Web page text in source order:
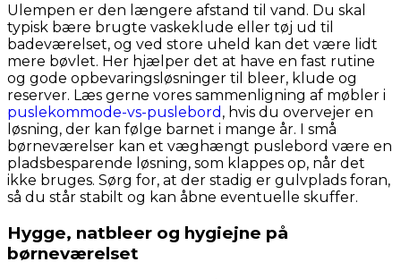
Ulempen er den længere afstand til vand. Du skal
typisk bære brugte vaskeklude eller tøj ud til
badeværelset, og ved store uheld kan det være lidt
mere bøvlet. Her hjælper det at have en fast rutine
og gode opbevaringsløsninger til bleer, klude og
reserver. Læs gerne vores sammenligning af møbler i
puslekommode-vs-puslebord , hvis du overvejer en
løsning, der kan følge barnet i mange år. I små
børneværelser kan et væghængt puslebord være en
pladsbesparende løsning, som klappes op, når det
ikke bruges. Sørg for, at der stadig er gulvplads foran,
så du står stabilt og kan åbne eventuelle skuffer.
Hygge, natbleer og hygiejne på
børneværelset